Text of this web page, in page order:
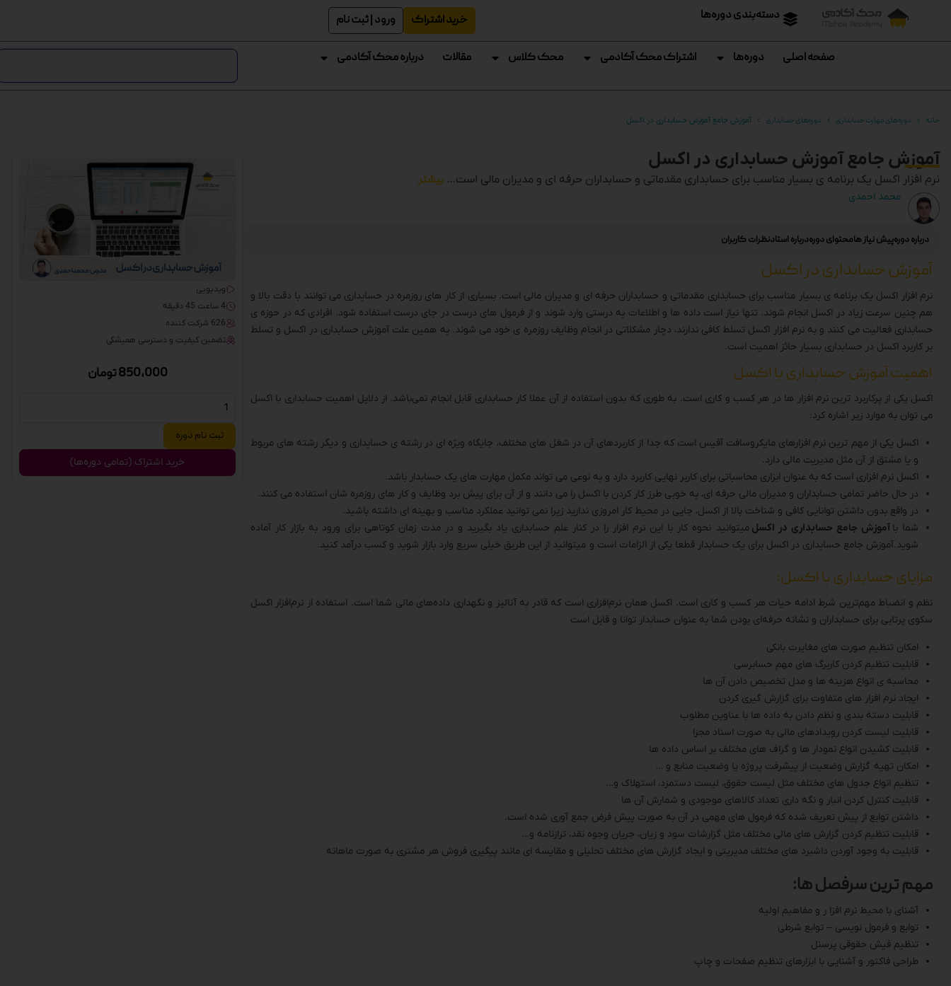
دسته‌بندی دوره‌ها خرید اشتراک ورود | ثبت نام
صفحه اصلی دوره‌ها اشتراک محک آکادمی محک کلاس مقالات درباره محک آکادمی
خانه دوره‌های مهارت حسابداری دوره‌های حسابداری آموزش جامع آموزش حسابداری در اکسل
آموزش جامع آموزش حسابداری در اکسل
نرم افزار اکسل یک برنامه ی بسیار مناسب برای حسابداری مقدماتی و حسابداران حرفه ای و مدیران مالی است… بیشتر
محمد احمدی
درباره دورهپیش نیاز هامحتوای دورهدرباره استادنظرات کاربران
آموزش حسابداری در اکسل
نرم افزار اکسل یک برنامه ی بسیار مناسب برای حسابداری مقدماتی و حسابداران حرفه ای و مدیران مالی است. بسیاری از کار های روزمره در حسابداری می توانند با دقت بالا و
هم چنین سرعت زیاد در اکسل انجام شوند. تنها نیاز است داده ها و اطلاعات به درستی وارد شوند و از فرمول های درست در جای درست استفاده شود. افرادی که در حوزه ی
حسابداری فعالیت می کنند و به نرم افزار اکسل تسلط کافی ندارند، دچار مشکلاتی در انجام وظایف روزمره ی خود می شوند. به همین علت آموزش حسابداری در اکسل و تسلط
بر کاربرد اکسل در حسابداری بسیار حائز اهمیت است.
اهمیت آموزش حسابداری با اکسل
اکسل یکی از پرکاربرد ترین نرم افزار ها در هر کسب و کاری است. به طوری که بدون استفاده از آن عملا کار حسابداری قابل انجام نمی‌باشد. از دلایل اهمیت حسابداری با اکسل
می توان به موارد زیر اشاره کرد:
اکسل یکی از مهم ترین نرم افزارهای مایکروسافت آفیس است که جدا از کاربردهای آن در شغل های مختلف، جایگاه ویژه ای در رشته ی حسابداری و دیگر رشته های مربوط
و یا مشتق از آن مثل مدیریت مالی دارد.
اکسل نرم افزاری است که به عنوان ابزاری محاسباتی برای کاربر نهایی کاربرد دارد و به نوعی می تواند مکمل مهارت های یک حسابدار باشد.
در حال حاضر تمامی حسابداران و مدیران مالی حرفه ای، به خوبی طرز کار کردن با اکسل را می دانند و از آن برای پیش برد وظایف و کار های روزمره شان استفاده می کنند.
در واقع بدون داشتن توانایی کافی و شناخت بالا از اکسل، جایی در محیط کار امروزی ندارید زیرا نمی توانید عملکرد مناسب و بهینه ای داشته باشید.
شما باآموزش جامع حسابداری در اکسل میتوانید نحوه کار با این نرم افزار را در کنار علم حسابداری یاد بگیرید و در مدت زمان کوتاهی برای ورود به بازار کار آماده
شوید.آموزش جامع حسابداری در اکسل برای یک حسابدار قطعا یکی از الزامات است و میتوانید از این طریق خیلی سریع وارد بازار شوید و کسب درآمد کنید.
مزایای حسابداری با اکسل:
نظم و انضباط مهم‌ترین شرط ادامه حیات هر کسب و کاری است. اکسل همان نرم‌افزاری است که قادر به آنالیز و نگهداری داده‌های مالی شما است. استفاده از نرم‌افزار اکسل
سکوی پرتابی برای حسابداران و نشانه حرفه‌ای بودن شما به عنوان حسابدار توانا و قابل است
امکان تنظیم صورت های مغایرت بانکی
قابلیت تنظیم کردن کاربرگ های مهم حسابرسی
محاسبه ی انواع هزینه ها و مدل تخصیص دادن آن ها
ایجاد نرم افزار های متفاوت برای گزارش گیری کردن
قابلیت دسته بندی و نظم دادن به داده ها با عناوین مطلوب
قابلیت لیست کردن رویدادهای مالی به صورت اسناد مجزا
قابلیت کشیدن انواع نمودار ها و گراف های مختلف بر اساس داده ها
امکان تهیه گزارش وضعیت از پیشرفت پروژه یا وضعیت منابع و …
تنظیم انواع جدول های مختلف مثل لیست حقوق، لیست دستمزد، استهلاک و…
قابلیت کنترل کردن انبار و نگه داری تعداد کالاهای موجودی و شمارش آن ها
داشتن توابع از پیش تعریف شده که فرمول های مهمی در آن به صورت پیش فرض جمع آوری شده است.
قابلیت تنظیم کردن گزارش های مالی مختلف مثل گزارشات سود و زیان، جریان وجوه نقد، ترازنامه و…
قابلیت به وجود آوردن داشبرد های مختلف مدیریتی و ایجاد گزارش های مختلف تحلیلی و مقایسه ای مانند پیگیری فروش هر مشتری به صورت ماهانه
مهم ترین سرفصل ها:
آشنای با محیط نرم افزا ر و مفاهیم اولیه
توابع و فرمول نویسی – توابع شرطی
تنظیم فیش حقوقی پرسنل
طراحی فاکتور و آشنایی با ابزارهای تنظیم صفحات و چاپ
ویدیویی
4 ساعت 45 دقیقه
626 شرکت کننده
تضمین کیفیت و دسترسی همیشگی
850,000تومان
ثبت نام دوره
خرید اشتراک (تمامی دوره‌ها)